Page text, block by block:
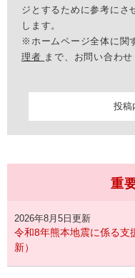
ジとするために参考にさ
します。
※ホームページ全体に関
理者 まで、お問い合わせ
重
2026年8月5日更新
令和8年熊本地震に係る支
新）